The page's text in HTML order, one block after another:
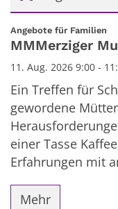
Datum: 11. August
Angebote für Familien
MMMerziger
11. Aug. 2026 9:00 -
Ein Treffen für
gewordene
einer Tasse
Erfahrungen mit
Mehr